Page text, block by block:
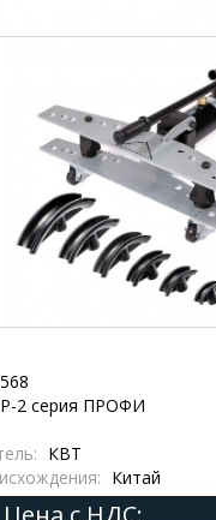
2 серия ПРОФИ
КВТ
Китай